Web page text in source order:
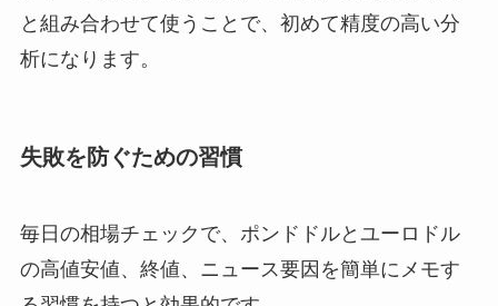
と組み合わせて使うことで、初めて精度の高い分
析になります。
失敗を防ぐための習慣
毎日の相場チェックで、ポンドドルとユーロドル
の高値安値、終値、ニュース要因を簡単にメモす